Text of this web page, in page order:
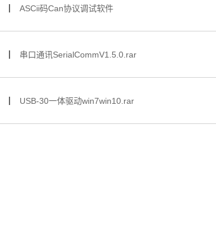
ASCii码Can协议调试软件
串口通讯SerialCommV1.5.0.rar
USB-30一体驱动win7win10.rar